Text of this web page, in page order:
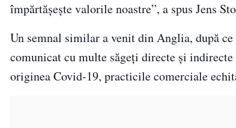
împărtășește valorile noastre”, a spus Jens
Un semnal similar a venit din Anglia, după
comunicat cu multe săgeți directe și
originea Covid-19, practicile comerciale